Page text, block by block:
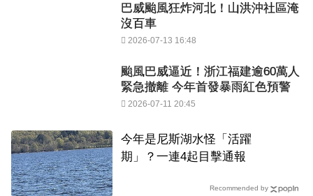
巴威颱風狂炸河北！山洪沖社區淹
沒百車
2026-07-13 16:48
颱風巴威逼近！浙江福建逾60萬人
緊急撤離 今年首發暴雨紅色預警
2026-07-11 20:45
今年是尼斯湖水怪「活躍
期」？一連4起目擊通報
Recommended by